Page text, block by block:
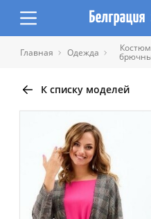
Главная Одежда
К списку моделей